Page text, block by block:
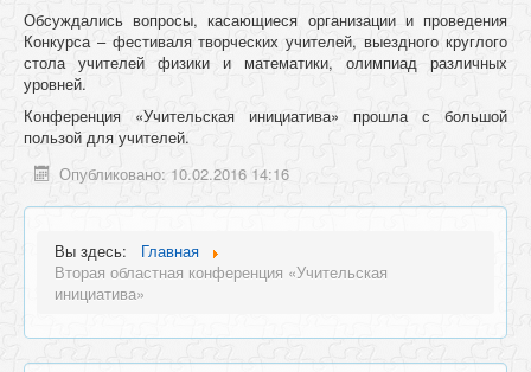
Обсуждались вопросы, касающиеся организации и проведения
Конкурса – фестиваля творческих учителей, выездного круглого
стола учителей физики и математики, олимпиад различных
уровней.
Конференция «Учительская инициатива» прошла с большой
пользой для учителей.
Опубликовано: 10.02.2016 14:16
Вы здесь:
Главная
Вторая областная конференция «Учительская
инициатива»